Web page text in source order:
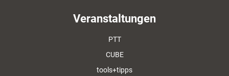
Veranstaltungen
PTT
CUBE
tools+tipps